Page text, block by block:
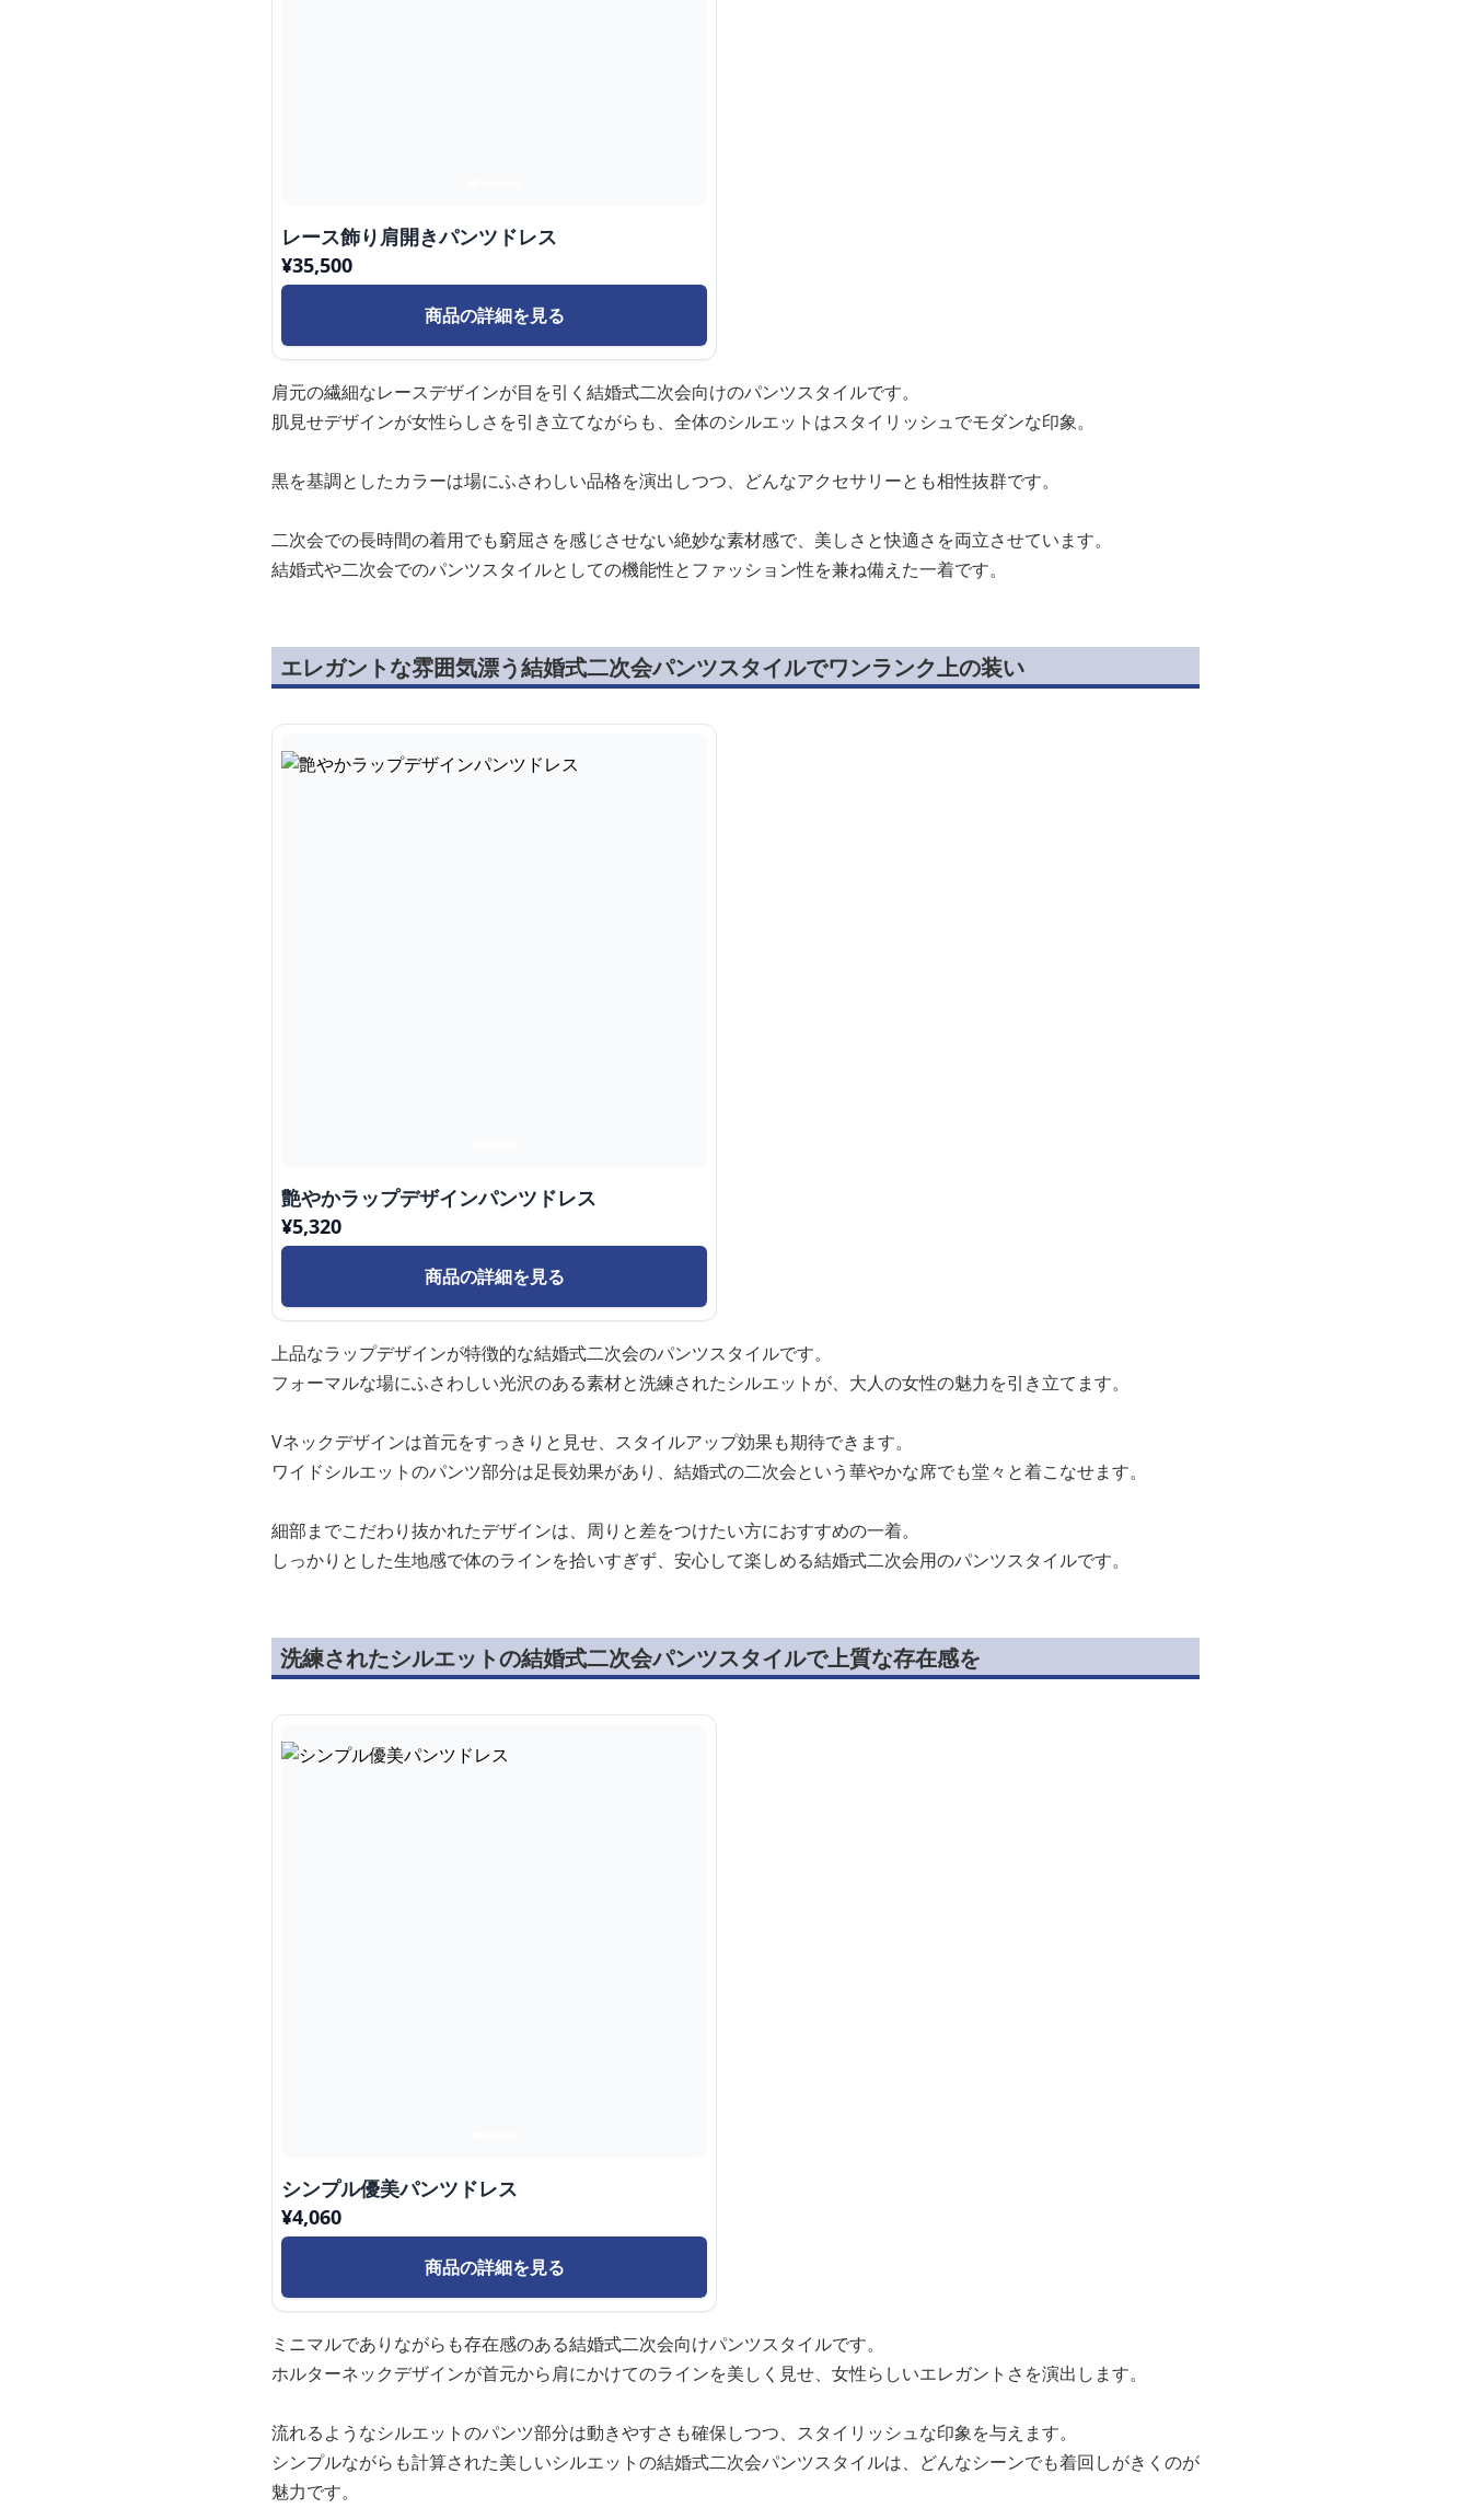
レース飾り肩開きパンツドレス
¥35,500
商品の詳細を見る
肩元の繊細なレースデザインが目を引く結婚式二次会向けのパンツスタイルです。
肌見せデザインが女性らしさを引き立てながらも、全体のシルエットはスタイリッシュでモダンな印象。
黒を基調としたカラーは場にふさわしい品格を演出しつつ、どんなアクセサリーとも相性抜群です。
二次会での長時間の着用でも窮屈さを感じさせない絶妙な素材感で、美しさと快適さを両立させています。
結婚式や二次会でのパンツスタイルとしての機能性とファッション性を兼ね備えた一着です。
エレガントな雰囲気漂う結婚式二次会パンツスタイルでワンランク上の装い
艶やかラップデザインパンツドレス
¥5,320
商品の詳細を見る
上品なラップデザインが特徴的な結婚式二次会のパンツスタイルです。
フォーマルな場にふさわしい光沢のある素材と洗練されたシルエットが、大人の女性の魅力を引き立てます。
Vネックデザインは首元をすっきりと見せ、スタイルアップ効果も期待できます。
ワイドシルエットのパンツ部分は足長効果があり、結婚式の二次会という華やかな席でも堂々と着こなせます。
細部までこだわり抜かれたデザインは、周りと差をつけたい方におすすめの一着。
しっかりとした生地感で体のラインを拾いすぎず、安心して楽しめる結婚式二次会用のパンツスタイルです。
洗練されたシルエットの結婚式二次会パンツスタイルで上質な存在感を
シンプル優美パンツドレス
¥4,060
商品の詳細を見る
ミニマルでありながらも存在感のある結婚式二次会向けパンツスタイルです。
ホルターネックデザインが首元から肩にかけてのラインを美しく見せ、女性らしいエレガントさを演出します。
流れるようなシルエットのパンツ部分は動きやすさも確保しつつ、スタイリッシュな印象を与えます。
シンプルながらも計算された美しいシルエットの結婚式二次会パンツスタイルは、どんなシーンでも着回しがきくのが
魅力です。